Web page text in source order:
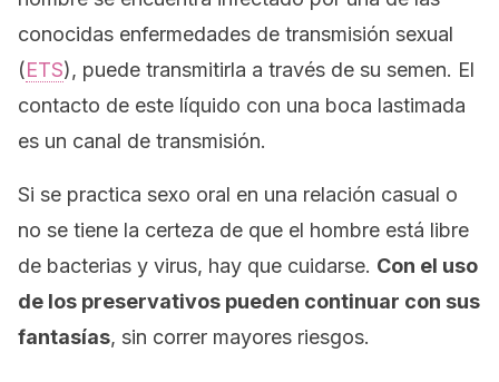
conocidas enfermedades de transmisión sexual
(ETS), puede transmitirla a través de su semen. El
contacto de este líquido con una boca lastimada
es un canal de transmisión.
Si se practica sexo oral en una relación casual o
no se tiene la certeza de que el hombre está libre
de bacterias y virus, hay que cuidarse. Con el uso
de los preservativos pueden continuar con sus
fantasías, sin correr mayores riesgos.